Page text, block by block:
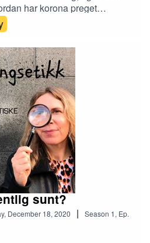
har korona preget
Hør vår oppsummering av
Ingierd, direktør i De nasjonale
(FEK), og Elin
i Magasinet Forskningsetikk.
Torp,
i FEK.
sunt?
December 18, 2020 | Season 1, Ep.